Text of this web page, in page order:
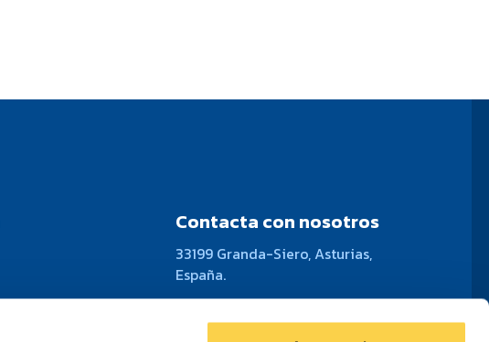
Contacta con nosotros
33199 Granda-Siero, Asturias,
España.